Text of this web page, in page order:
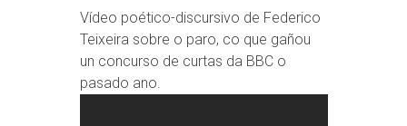
Vídeo poético-discursivo de Federico
Teixeira sobre o paro, co que gañou
un concurso de curtas da BBC o
pasado ano.